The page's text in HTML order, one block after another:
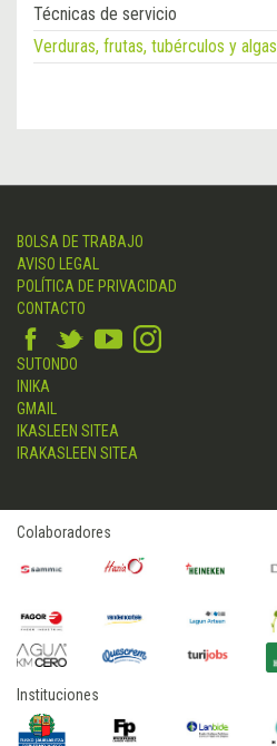
Técnicas de servicio
Verduras, frutas, tubérculos y algas
BOLSA DE TRABAJO
AVISO LEGAL
POLÍTICA DE PRIVACIDAD
CONTACTO
SUTONDO
INIKA
GMAIL
IKASLEEN SITEA
IRAKASLEEN SITEA
Colaboradores
Instituciones